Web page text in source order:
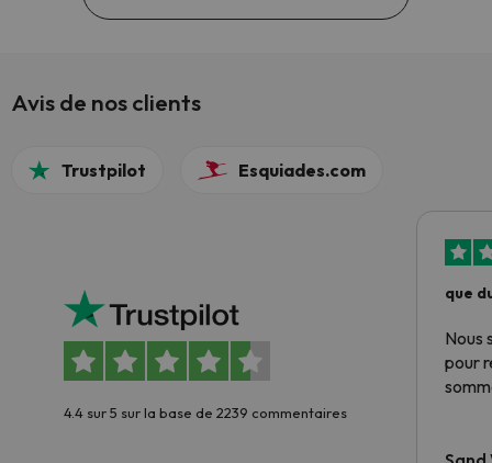
Avis de nos clients
Trustpilot Esquiades.com
4.4 sur 5 sur la base de 2239 commentaires
que
Nous
pour